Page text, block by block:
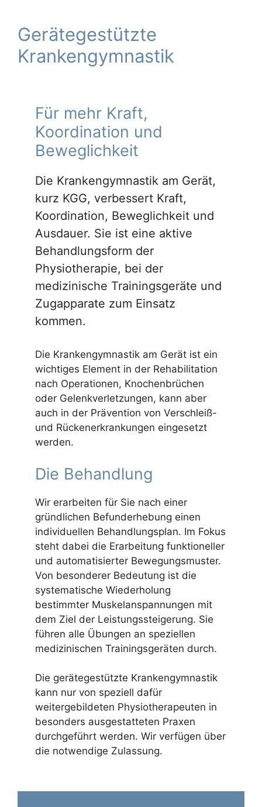
Gerätegestützte
Krankengymnastik
Für mehr Kraft,
Koordination und
Beweglichkeit
Die Krankengymnastik am Gerät,
kurz KGG, verbessert Kraft,
Koordination, Beweglichkeit und
Ausdauer. Sie ist eine aktive
Behandlungsform der
Physiotherapie, bei der
medizinische Trainingsgeräte und
Zugapparate zum Einsatz
kommen.
Die Krankengymnastik am Gerät ist ein
wichtiges Element in der Rehabilitation
nach Operationen, Knochenbrüchen
oder Gelenkverletzungen, kann aber
auch in der Prävention von Verschleiß-
und Rückenerkrankungen eingesetzt
werden.
Die Behandlung
Wir erarbeiten für Sie nach einer
gründlichen Befunderhebung einen
individuellen Behandlungsplan. Im Fokus
steht dabei die Erarbeitung funktioneller
und automatisierter Bewegungsmuster.
Von besonderer Bedeutung ist die
systematische Wiederholung
bestimmter Muskelanspannungen mit
dem Ziel der Leistungssteigerung. Sie
führen alle Übungen an speziellen
medizinischen Trainingsgeräten durch.
Die gerätegestützte Krankengymnastik
kann nur von speziell dafür
weitergebildeten Physiotherapeuten in
besonders ausgestatteten Praxen
durchgeführt werden. Wir verfügen über
die notwendige Zulassung.